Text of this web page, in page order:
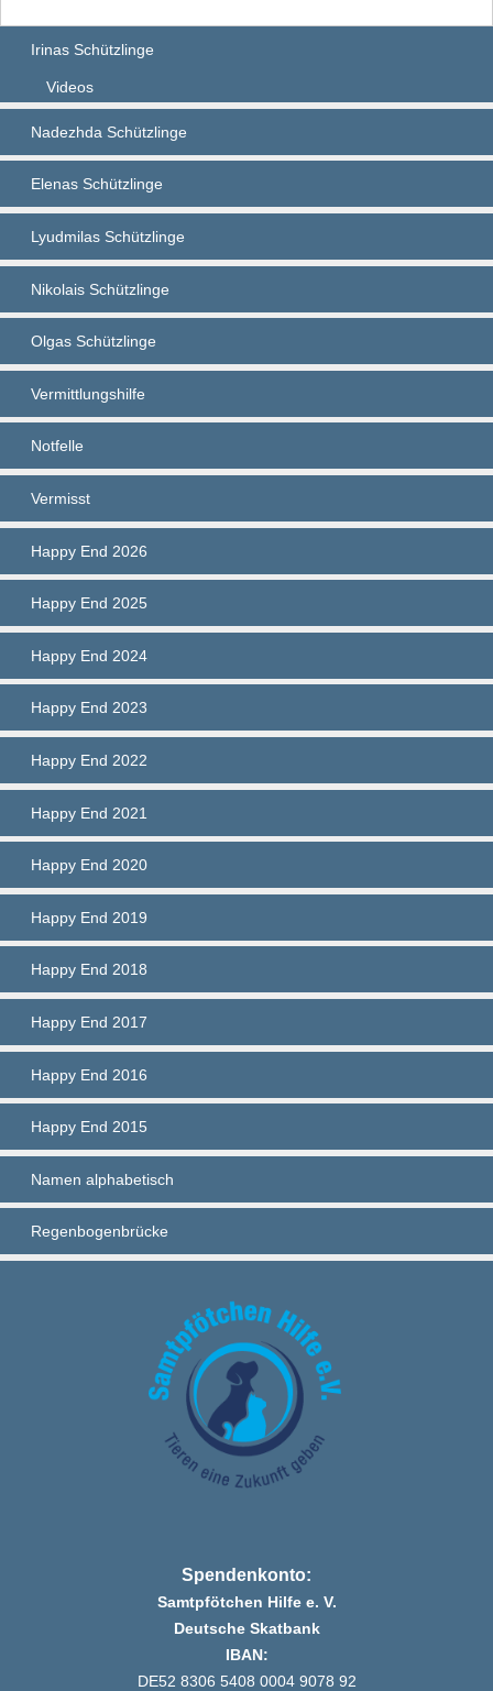
Irinas Schützlinge
Videos
Nadezhda Schützlinge
Elenas Schützlinge
Lyudmilas Schützlinge
Nikolais Schützlinge
Olgas Schützlinge
Vermittlungshilfe
Notfelle
Vermisst
Happy End 2026
Happy End 2025
Happy End 2024
Happy End 2023
Happy End 2022
Happy End 2021
Happy End 2020
Happy End 2019
Happy End 2018
Happy End 2017
Happy End 2016
Happy End 2015
Namen alphabetisch
Regenbogenbrücke
Spendenkonto:
Samtpfötchen Hilfe e. V.
Deutsche Skatbank
IBAN:
DE52 8306 5408 0004 9078 92